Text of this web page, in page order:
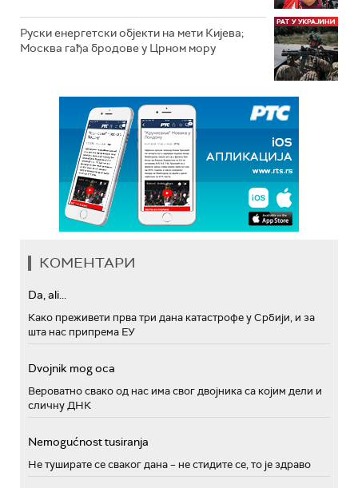
Руски енергетски објекти на мети Кијева;
Москва гађа бродове у Црном мору
КОМЕНТАРИ
Da, ali...
Како преживети прва три дана катастрофе у Србији, и за
шта нас припрема ЕУ
Dvojnik mog oca
Вероватно свако од нас има свог двојника са којим дели и
сличну ДНК
Nemogućnost tusiranja
Не туширате се сваког дана – не стидите се, то је здраво